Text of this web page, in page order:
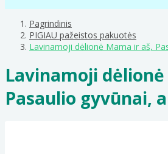
Pagrindinis
PIGIAU pažeistos pakuotės
Lavinamoji dėlionė Mama ir aš,
Lavinamoji
Pasaulio gyvūnai,